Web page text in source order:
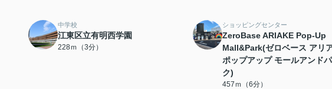
中学校
江東区立有明西学園
228ｍ（3分）
ショッピングセンター
ZeroBase ARIAKE Pop-Up
Mall&Park(ゼロベース アリ
ポップアップ モールアンド
ク)
457ｍ（6分）